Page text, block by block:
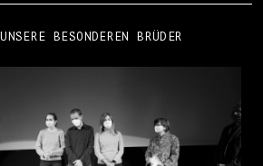
BESONDEREN BRÜDER